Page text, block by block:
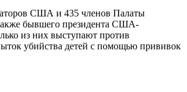
США и 435 членов Палаты
бывшего президента США-
из них выступают против
убийства детей с помощью прививок